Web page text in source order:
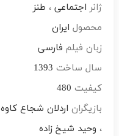
ژانر اجتماعی ، طنز
محصول ایران
زبان فیلم فارسی
سال ساخت 1393
کیفیت 480
بازیگران اردلان شجاع کاوه
، وحید شیخ زاده